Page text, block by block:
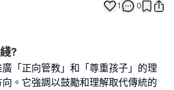
1 0
?
「正向管教」和「尊重孩子」的理
。它強調以鼓勵和理解取代傳統的